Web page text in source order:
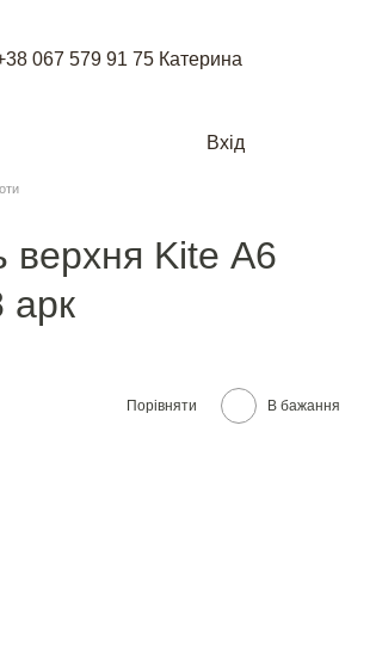
067 579 91 75 Катерина
Вхід
верхня Kite А6
арк
Порівняти В бажання